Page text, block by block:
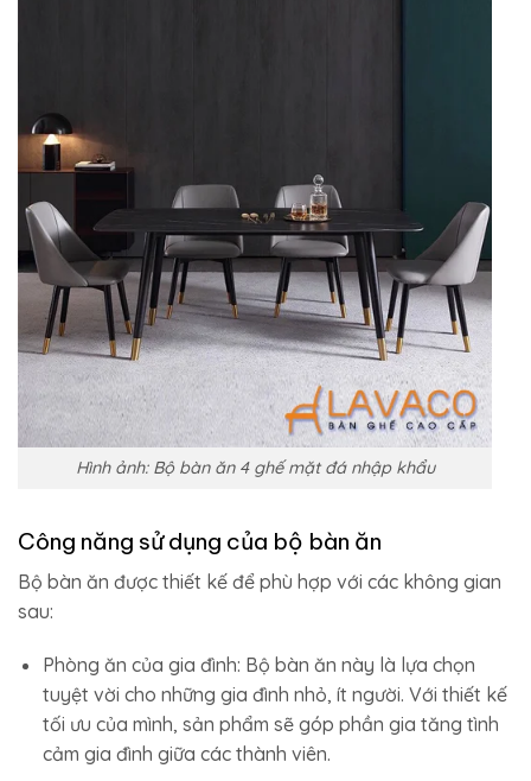
Hình ảnh: Bộ bàn ăn 4 ghế mặt đá nhập khẩu
Công năng sử dụng của bộ bàn ăn
Bộ bàn ăn được thiết kế để phù hợp với các không gian
sau:
Phòng ăn của gia đình: Bộ bàn ăn này là lựa chọn
tuyệt vời cho những gia đình nhỏ, ít người. Với thiết kế
tối ưu của mình, sản phẩm sẽ góp phần gia tăng tình
cảm gia đình giữa các thành viên.